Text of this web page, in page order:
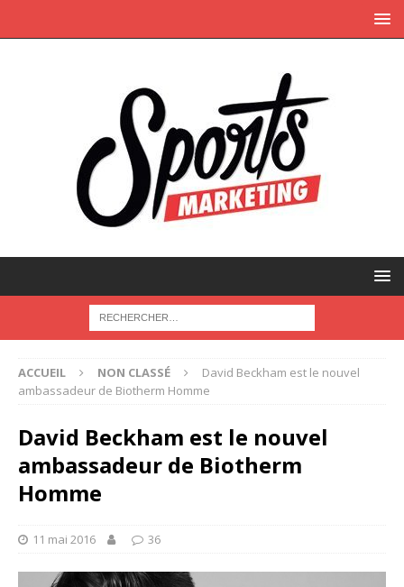
ACCUEIL NON CLASSÉ
David Beckham est le nouvel
ambassadeur de Biotherm Homme
David Beckham est le nouvel
ambassadeur de Biotherm
Homme
11 mai 2016 36